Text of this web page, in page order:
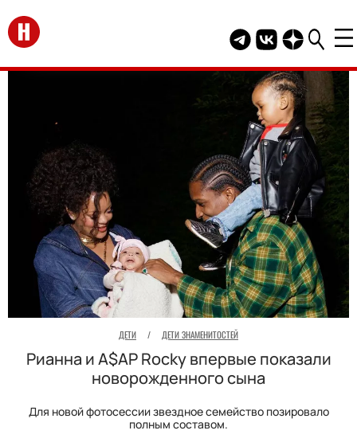
Перейти на главную
Telegram канал
Группа HELLO
Канал
ДЕТИ / ДЕТИ ЗНАМЕНИТОСТЕЙ
Рианна и A$AP Rocky впервые показали
новорожденного сына
Для новой фотосессии звездное семейство позировало
полным составом.